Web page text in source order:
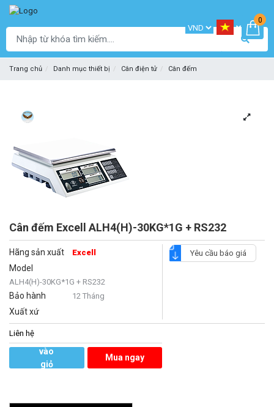
0
Trang chủ Danh mục thiết bị Cân điện tử Cân đếm
Cân đếm Excell ALH4(H)-30KG*1G + RS232
Hãng sản xuất Excell
Model
ALH4(H)-30KG*1G + RS232
Bảo hành 12 Tháng
Xuất xứ
Yêu cầu báo giá
Liên hệ
vào
giỏ
Mua ngay